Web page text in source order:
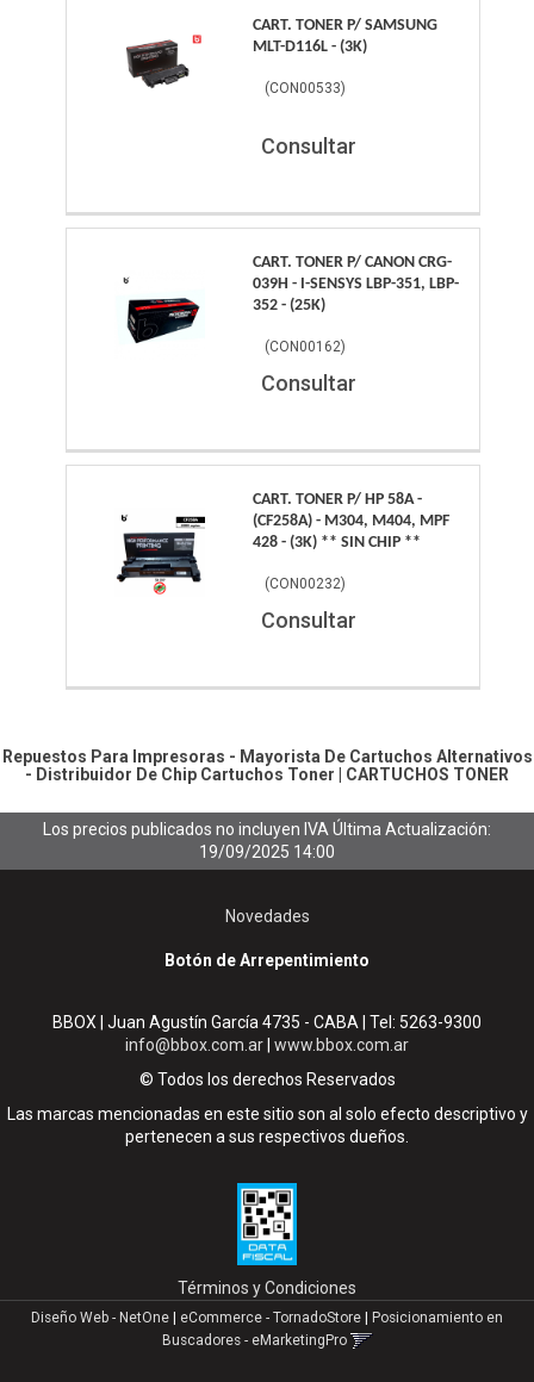
CART. TONER P/ SAMSUNG
MLT-D116L - (3K)
(CON00533)
Consultar
CART. TONER P/ CANON CRG-
039H - I-SENSYS LBP-351, LBP-
352 - (25K)
(CON00162)
Consultar
CART. TONER P/ HP 58A -
(CF258A) - M304, M404, MPF
428 - (3K) ** SIN CHIP **
(CON00232)
Consultar
Repuestos Para Impresoras - Mayorista De Cartuchos Alternativos
- Distribuidor De Chip Cartuchos Toner CARTUCHOS TONER
Los precios publicados no incluyen IVAÚltima Actualización:
19/09/2025 14:00
Novedades
Botón de Arrepentimiento
BBOX | Juan Agustín García 4735 - CABA | Tel: 5263-9300
info@bbox.com.ar www.bbox.com.ar
© Todos los derechos Reservados
Las marcas mencionadas en este sitio son al solo efecto descriptivo y
pertenecen a sus respectivos dueños.
Términos y Condiciones
Diseño Web - NetOne | eCommerce - TornadoStore | Posicionamiento en
Buscadores - eMarketingPro